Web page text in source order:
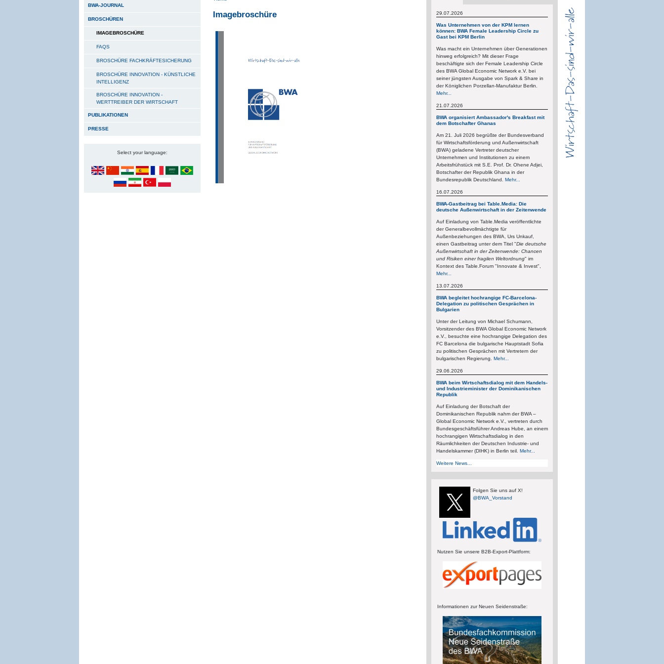
BWA-JOURNAL
BROSCHÜREN
IMAGEBROSCHÜRE
FAQS
BROSCHÜRE FACHKRÄFTESICHERUNG
BROSCHÜRE INNOVATION - KÜNSTLICHE
INTELLIGENZ
BROSCHÜRE INNOVATION -
WERTTREIBER DER WIRTSCHAFT
PUBLIKATIONEN
PRESSE
Select your language:
Imagebroschüre 29.07.2026
Was Unternehmen von der KPM lernen
können: BWA Female Leadership Circle zu
Gast bei KPM Berlin
Was macht ein Unternehmen über Generationen
hinweg erfolgreich? Mit dieser Frage
beschäftigte sich der Female Leadership Circle
des BWA Global Economic Network e.V. bei
seiner jüngsten Ausgabe von Spark & Share in
der Königlichen Porzellan-Manufaktur Berlin.
Mehr...
21.07.2026
BWA organisiert Ambassador's Breakfast mit
dem Botschafter Ghanas
Am 21. Juli 2026 begrüßte der Bundesverband
für Wirtschaftsförderung und Außenwirtschaft
(BWA) geladene Vertreter deutscher
Unternehmen und Institutionen zu einem
Arbeitsfrühstück mit S.E. Prof. Dr. Ohene Adjei,
Botschafter der Republik Ghana in der
Bundesrepublik Deutschland.Mehr...
16.07.2026
BWA-Gastbeitrag bei Table.Media: Die
deutsche Außenwirtschaft in der Zeitenwende
Auf Einladung von Table.Media veröffentlichte
der Generalbevollmächtigte für
Außenbeziehungen des BWA, Urs Unkauf,
einen Gastbeitrag unter dem Titel "Die deutsche
Außenwirtschaft in der Zeitenwende: Chancen
und Risiken einer fragilen Weltordnung" im
Kontext des Table.Forum "Innovate & Invest",
Mehr...
13.07.2026
BWA begleitet hochrangige FC-Barcelona-
Delegation zu politischen Gesprächen in
Bulgarien
Unter der Leitung von Michael Schumann,
Vorsitzender des BWA Global Economic Network
e.V., besuchte eine hochrangige Delegation des
FC Barcelona die bulgarische Hauptstadt Sofia
zu politischen Gesprächen mit Vertretern der
bulgarischen Regierung.Mehr...
29.06.2026
BWA beim Wirtschaftsdialog mit dem Handels-
und Industrieminister der Dominikanischen
Republik
Auf Einladung der Botschaft der
Dominikanischen Republik nahm der BWA –
Global Economic Network e.V., vertreten durch
Bundesgeschäftsführer Andreas Hube, an einem
hochrangigen Wirtschaftsdialog in den
Räumlichkeiten der Deutschen Industrie- und
Handelskammer (DIHK) in Berlin teil.Mehr...
Weitere News...
Folgen Sie uns auf X!
@BWA_Vorstand
Nutzen Sie unsere B2B-Export-Plattform:
Informationen zur Neuen Seidenstraße: